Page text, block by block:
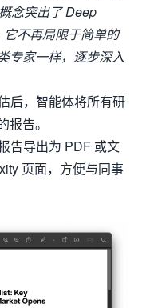
念突出了 Deep
不再局限于简单的
专家一样，逐步深入
后，智能体将所有研
告。
告导出为 PDF 或文
页面，方便与同事